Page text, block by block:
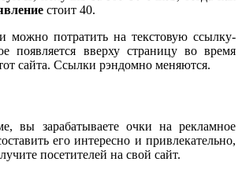
стоит 40.
можно потратить на текстовую ссылку-
появляется вверху страницу во время
сайта. Ссылки рэндомно меняются.
вы зарабатываете очки на рекламное
его интересно и привлекательно,
посетителей на свой сайт.